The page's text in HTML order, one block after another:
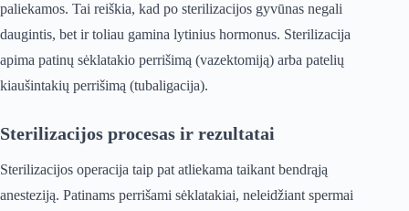
paliekamos. Tai reiškia, kad po sterilizacijos gyvūnas negali
daugintis, bet ir toliau gamina lytinius hormonus. Sterilizacija
apima patinų sėklatakio perrišimą (vazektomiją) arba patelių
kiaušintakių perrišimą (tubaligacija).
Sterilizacijos procesas ir rezultatai
Sterilizacijos operacija taip pat atliekama taikant bendrąją
anesteziją. Patinams perrišami sėklatakiai, neleidžiant spermai